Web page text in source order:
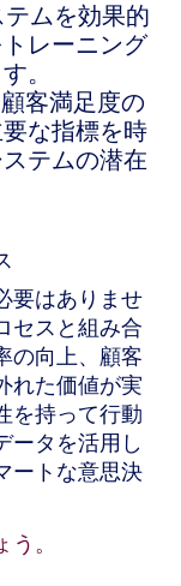
ムを効果的
レーニング
。
客満足度の
な指標を時
テムの潜在
要はありませ
セスと組み合
の向上、顧客
れた価値が実
を持って行動
ータを活用し
ートな意思決
う。